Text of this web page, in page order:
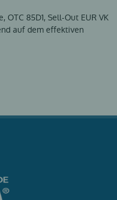
85D1, Sell-Out EUR VK
auf dem effektiven